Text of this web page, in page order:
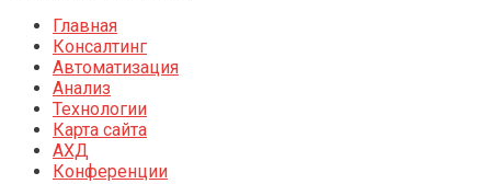
Главная
Консалтинг
Автоматизация
Анализ
Технологии
Карта сайта
АХД
Конференции